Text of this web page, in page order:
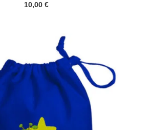
10,00 €